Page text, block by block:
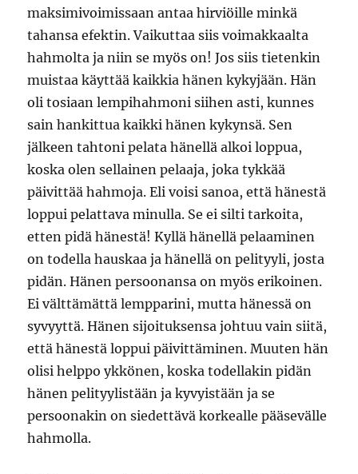
maksimivoimissaan antaa hirviöille minkä
tahansa efektin. Vaikuttaa siis voimakkaalta
hahmolta ja niin se myös on! Jos siis tietenkin
muistaa käyttää kaikkia hänen kykyjään. Hän
oli tosiaan lempihahmoni siihen asti, kunnes
sain hankittua kaikki hänen kykynsä. Sen
jälkeen tahtoni pelata hänellä alkoi loppua,
koska olen sellainen pelaaja, joka tykkää
päivittää hahmoja. Eli voisi sanoa, että hänestä
loppui pelattava minulla. Se ei silti tarkoita,
etten pidä hänestä! Kyllä hänellä pelaaminen
on todella hauskaa ja hänellä on pelityyli, josta
pidän. Hänen persoonansa on myös erikoinen.
Ei välttämättä lempparini, mutta hänessä on
syvyyttä. Hänen sijoituksensa johtuu vain siitä,
että hänestä loppui päivittäminen. Muuten hän
olisi helppo ykkönen, koska todellakin pidän
hänen pelityylistään ja kyvyistään ja se
persoonakin on siedettävä korkealle pääsevälle
hahmolla.